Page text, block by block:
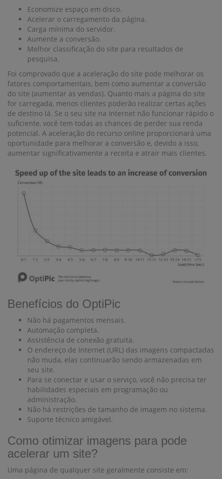
Economize espaço em disco.
Acelerar o carregamento da página.
Carga mínima do servidor.
Aumente a conversão.
Melhor classificação do site para resultados de
pesquisa.
Foi comprovado que a aceleração do site pode melhorar os
fatores comportamentais, bem como aumentar a conversão
do site (aumentar as vendas). Quanto mais a página do site
for carregada, menos clientes poderão realizar certas ações
de destino lá. Se o seu site na Internet não funcionar rápido o
suficiente, você tem todas as chances de perder sua renda
potencial. A aceleração do recurso online proporcionará uma
oportunidade para melhorar a conversão e, devido a isso,
aumentar significativamente a receita e atrair mais clientes.
Benefícios do OptiPic
Não há pagamentos mensais.
Automação completa.
Assistência de conexão gratuita.
O endereço de Internet (URL) das imagens compactadas
não muda, elas continuarão sendo armazenadas em
seu site.
Para se conectar e usar o serviço, você não precisa ter
habilidades especiais em programação ou
administração.
Não há restrições de tamanho de imagem no sistema.
Suporte técnico amigável.
Como otimizar imagens para pode
acelerar um site?
Uma página de qualquer site geralmente consiste em: